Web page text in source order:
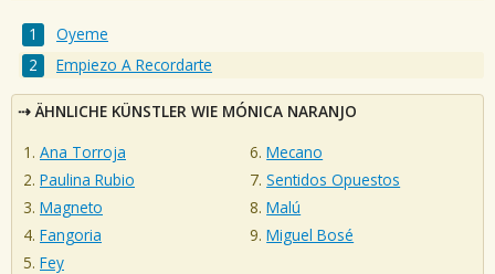
Oyeme
Empiezo A Recordarte
ÄHNLICHE KÜNSTLER WIE MÓNICA NARANJO
Ana Torroja
Paulina Rubio
Magneto
Fangoria
Fey
Mecano
Sentidos Opuestos
Malú
Miguel Bosé